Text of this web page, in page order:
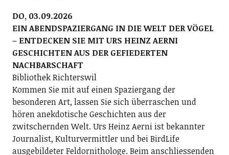
DO, 03.09.2026
EIN ABENDSPAZIERGANG IN DIE WELT DER VÖGEL
– ENTDECKEN SIE MIT URS HEINZ AERNI
GESCHICHTEN AUS DER GEFIEDERTEN
NACHBARSCHAFT
Bibliothek Richterswil
Kommen Sie mit auf einen Spaziergang der
besonderen Art, lassen Sie sich überraschen und
hören anekdotische Geschichten aus der
zwitschernden Welt. Urs Heinz Aerni ist bekannter
Journalist, Kulturvermittler und bei BirdLife
ausgebildeter Feldornithologe. Beim anschliessenden